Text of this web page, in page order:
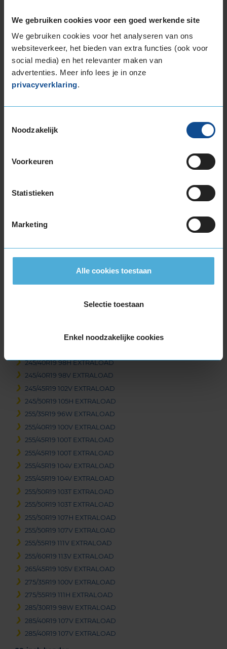
We gebruiken cookies voor een goed werkende site
We gebruiken cookies voor het analyseren van ons
websiteverkeer, het bieden van extra functies (ook voor
social media) en het relevanter maken van
advertenties. Meer info lees je in onze
privacyverklaring.
Noodzakelijk
Voorkeuren
Statistieken
Marketing
Alle cookies toestaan
Selectie toestaan
Enkel noodzakelijke cookies
255/55R18 109H EXTRALOAD
255/55R18 109V EXTRALOAD
19-inch banden
195/55R19 94T EXTRALOAD
215/50R19 97H EXTRALOAD
225/35R19 88W EXTRALOAD
225/40R19 93T EXTRALOAD
225/40R19 93W EXTRALOAD
235/40R19 96V EXTRALOAD
235/45R19 99T EXTRALOAD
235/50R19 103V EXTRALOAD
235/50R19 103V EXTRALOAD
235/50R19 99T EXTRALOAD
235/50R19 99T EXTRALOAD
235/55R19 105V EXTRALOAD
245/40R19 98H EXTRALOAD
245/40R19 98V EXTRALOAD
245/45R19 102V EXTRALOAD
245/50R19 105H EXTRALOAD
255/35R19 96W EXTRALOAD
255/40R19 100V EXTRALOAD
255/45R19 100T EXTRALOAD
255/45R19 100T EXTRALOAD
255/45R19 104V EXTRALOAD
255/45R19 104V EXTRALOAD
255/50R19 103T EXTRALOAD
255/50R19 103T EXTRALOAD
255/50R19 107H EXTRALOAD
255/50R19 107V EXTRALOAD
255/55R19 111V EXTRALOAD
255/60R19 113V EXTRALOAD
265/45R19 105V EXTRALOAD
275/35R19 100V EXTRALOAD
275/55R19 111H EXTRALOAD
285/30R19 98W EXTRALOAD
285/40R19 107V EXTRALOAD
285/40R19 107V EXTRALOAD